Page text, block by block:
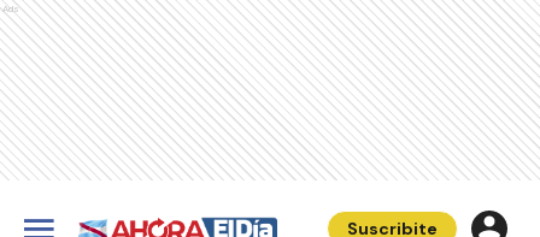
Ads
Suscribite